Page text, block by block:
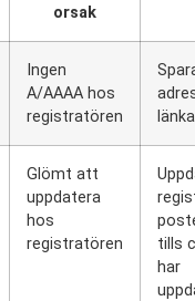
orsak
Ingen
A/AAAA hos
registratören
Glömt att
uppdatera
hos
registratören
tills
har